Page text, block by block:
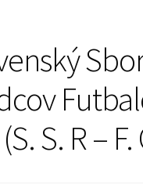
S. R – F.